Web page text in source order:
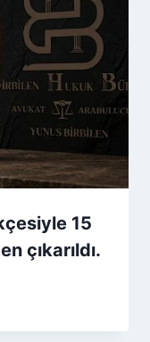
15
çıkarıldı.